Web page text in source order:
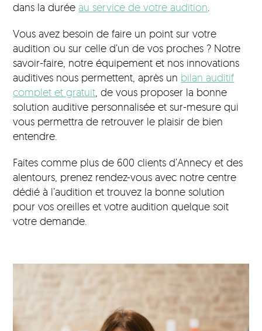
dans la duréeau service de votre audition
Vous avez besoin de faire un point sur votre
audition ou sur celle d’un de vos proches ? Notre
savoir-faire, notre équipement et nos innovations
auditives nous permettent, après un bilan auditif
complet et gratuit , de vous proposer la bonne
solution auditive personnalisée et sur-mesure qui
vous permettra de retrouver le plaisir de bien
entendre.
Faites comme plus de 600 clients d’Annecy et des
alentours, prenez rendez-vous avec notre centre
dédié à l’audition et trouvez la bonne solution
pour vos oreilles et votre audition quelque soit
votre demande.